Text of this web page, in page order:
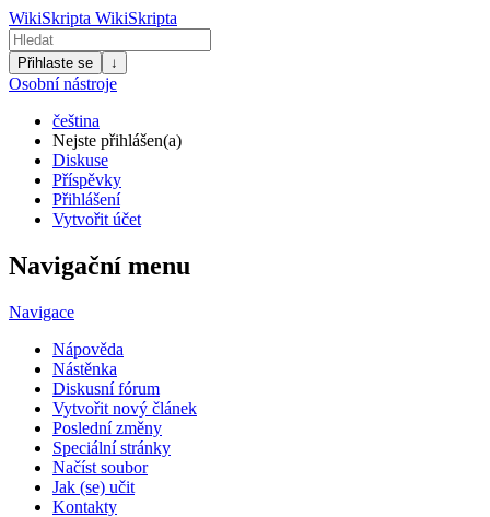
WikiSkripta WikiSkripta
Přihlaste se ↓
Osobní nástroje
čeština
Nejste přihlášen(a)
Diskuse
Příspěvky
Přihlášení
Vytvořit účet
Navigační menu
Navigace
Nápověda
Nástěnka
Diskusní fórum
Vytvořit nový článek
Poslední změny
Speciální stránky
Načíst soubor
Jak (se) učit
Kontakty